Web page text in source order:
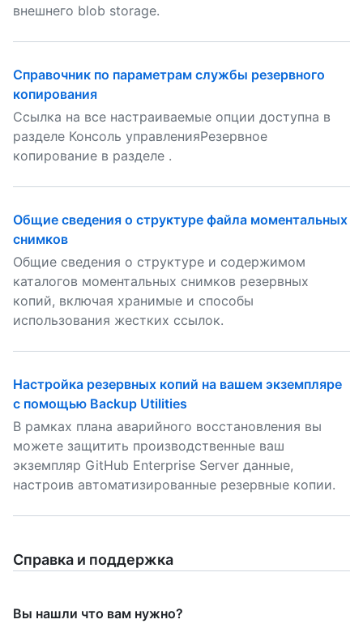
внешнего blob storage.
Справочник по параметрам службы резервного
копирования
Ссылка на все настраиваемые опции доступна в
разделе Консоль управленияРезервное
копирование в разделе .
Общие сведения о структуре файла моментальных
снимков
Общие сведения о структуре и содержимом
каталогов моментальных снимков резервных
копий, включая хранимые и способы
использования жестких ссылок.
Настройка резервных копий на вашем экземпляре
с помощью Backup Utilities
В рамках плана аварийного восстановления вы
можете защитить производственные ваш
экземпляр GitHub Enterprise Server данные,
настроив автоматизированные резервные копии.
Справка и поддержка
Вы нашли что вам нужно?